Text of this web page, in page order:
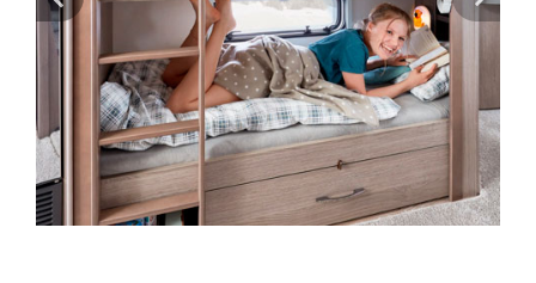
Previous Next